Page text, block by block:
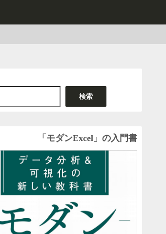
検索
「モダンExcel」の入門書